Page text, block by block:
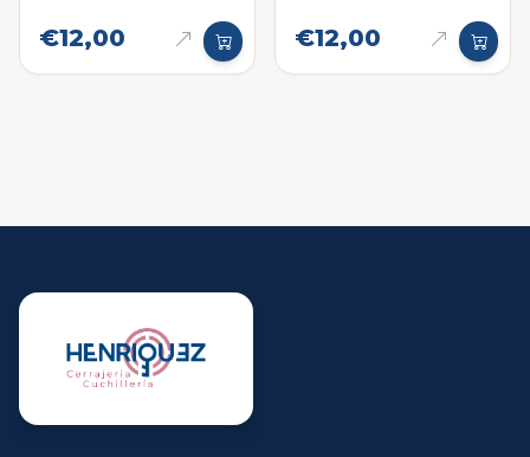
€12,00 €12,00